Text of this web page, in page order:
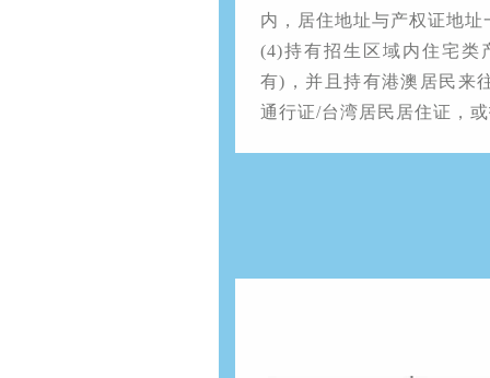
内，居住地址与产权证地
(4)持有招生区域内住宅类
有)，并且持有港澳居民来
通行证/台湾居民居住证，